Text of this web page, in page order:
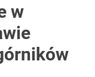
w